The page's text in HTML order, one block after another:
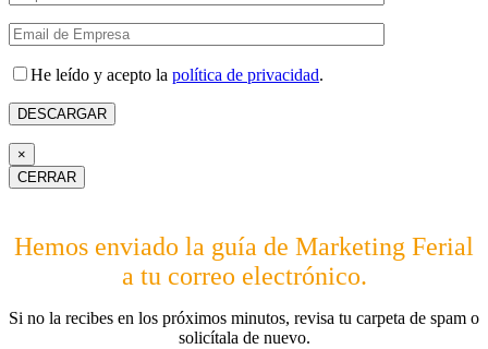
He leído y acepto la política de privacidad.
×
CERRAR
Hemos enviado la guía de Marketing Ferial
a tu correo electrónico.
Si no la recibes en los próximos minutos, revisa tu carpeta de spam o
solicítala de nuevo.